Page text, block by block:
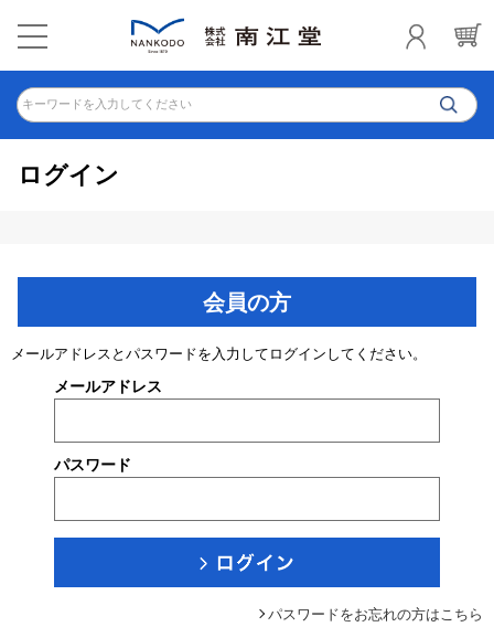
キーワードを入力してください
ログイン
会員の方
メールアドレスとパスワードを入力してログインしてください。
メールアドレス
パスワード
パスワードをお忘れの方はこちら